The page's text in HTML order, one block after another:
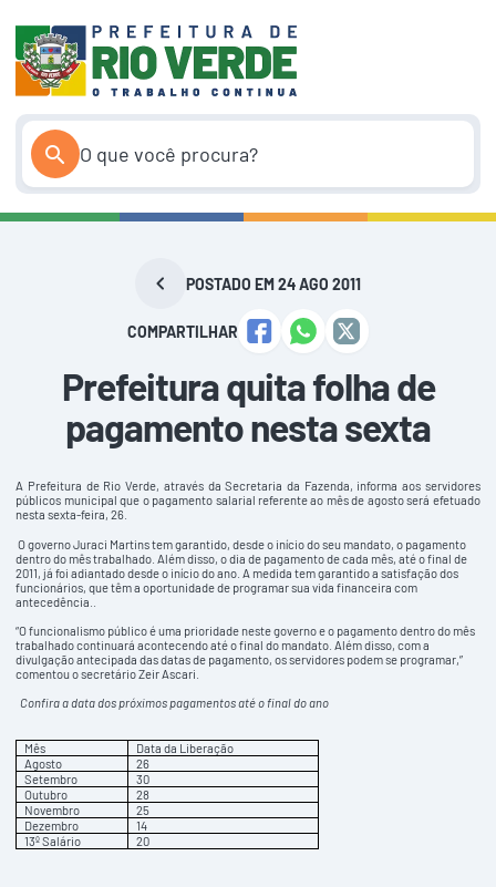
conteúdo
POSTADO EM 24 AGO 2011
COMPARTILHAR
Prefeitura quita folha de
pagamento nesta sexta
A Prefeitura de Rio Verde, através da Secretaria da Fazenda, informa aos servidores
públicos municipal que o pagamento salarial referente ao mês de agosto será efetuado
nesta sexta-feira, 26.
O governo Juraci Martins tem garantido, desde o início do seu mandato, o pagamento
dentro do mês trabalhado. Além disso, o dia de pagamento de cada mês, até o final de
2011, já foi adiantado desde o início do ano. A medida tem garantido a satisfação dos
funcionários, que têm a oportunidade de programar sua vida financeira com
antecedência..
“O funcionalismo público é uma prioridade neste governo e o pagamento dentro do mês
trabalhado continuará acontecendo até o final do mandato. Além disso, com a
divulgação antecipada das datas de pagamento, os servidores podem se programar,”
comentou o secretário Zeir Ascari.
Confira a data dos próximos pagamentos até o final do ano
Mês
Data da Liberação
Agosto
26
Setembro
30
Outubro
28
Novembro
25
Dezembro
14
13º Salário
20